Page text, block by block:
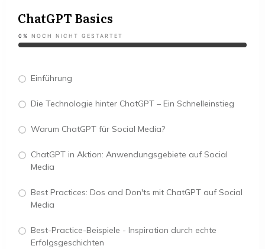
ChatGPT Basics
0% NOCH NICHT GESTARTET
Einführung
Die Technologie hinter ChatGPT – Ein Schnelleinstieg
Warum ChatGPT für Social Media?
ChatGPT in Aktion: Anwendungsgebiete auf Social
Media
Best Practices: Dos and Don'ts mit ChatGPT auf Social
Media
Best-Practice-Beispiele - Inspiration durch echte
Erfolgsgeschichten